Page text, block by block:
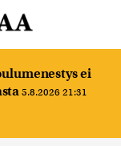
ei
5.8.2026 21:31